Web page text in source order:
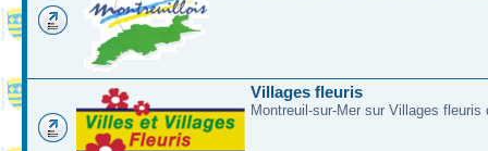
Villages fleuris
Montreuil-sur-Mer sur Villages fleuris